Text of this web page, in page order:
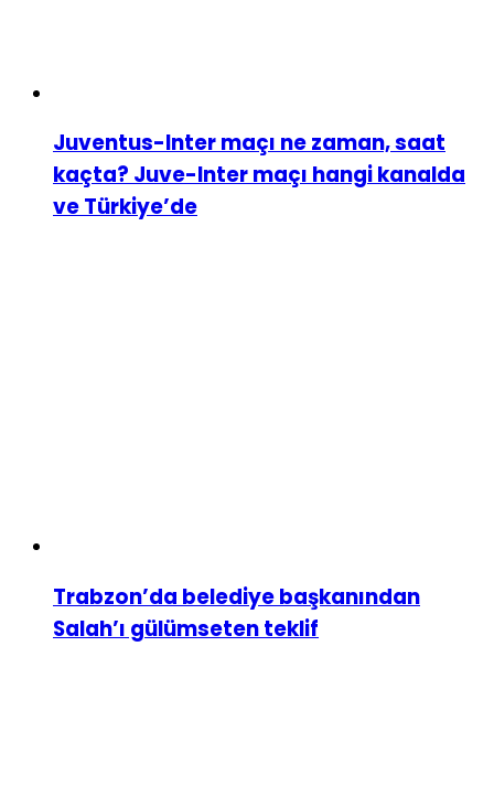
Juventus-Inter maçı ne zaman, saat
kaçta? Juve-Inter maçı hangi kanalda
ve Türkiye’de
Trabzon’da belediye başkanından
Salah’ı gülümseten teklif